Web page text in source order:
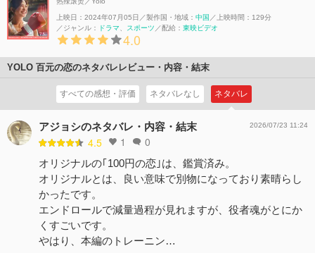
上映日：2024年07月05日 製作国・地域： 中国
上映時間：129分
ジャンル：
ドラマ スポーツ 配給： 東映ビデオ
4.0
YOLO 百元の恋のネタバレレビュー・内容・結末
すべての感想・評価 ネタバレなし ネタバレ
アジョシのネタバレ・内容・結末
4.5 1 0
2026/07/23 11:24
オリジナルの｢100円の恋｣は、鑑賞済み。
オリジナルとは、良い意味で別物になっており素晴らし
かったです。
エンドロールで減量過程が見れますが、役者魂がとにか
くすごいです。
やはり、本編のトレーニン…